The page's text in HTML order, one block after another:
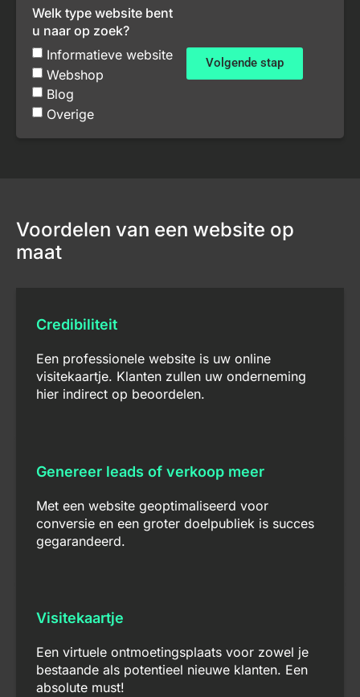
Welk type website bent
u naar op zoek?
Informatieve website
Webshop
Blog
Overige
Volgende stap
Voordelen van een website op
maat
Credibiliteit
Een professionele website is uw online
visitekaartje. Klanten zullen uw onderneming
hier indirect op beoordelen.
Genereer leads of verkoop meer
Met een website geoptimaliseerd voor
conversie en een groter doelpubliek is succes
gegarandeerd.
Visitekaartje
Een virtuele ontmoetingsplaats voor zowel je
bestaande als potentieel nieuwe klanten. Een
absolute must!